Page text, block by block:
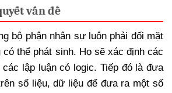
vấn đề
bộ phận nhân sự luôn phải đối mặt
thể phát sinh. Họ sẽ xác định các
các lập luận có logic. Tiếp đó là đưa
số liệu, dữ liệu để đưa ra một số